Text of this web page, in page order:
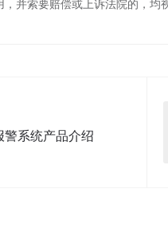
并索要赔偿或上诉法院的，
系统产品介绍